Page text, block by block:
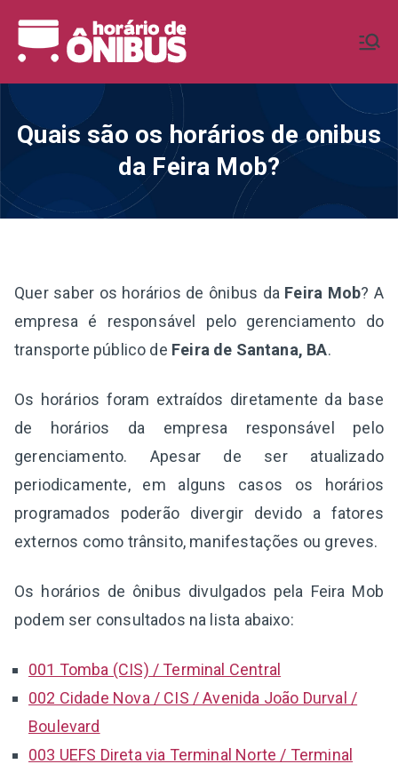
para
Ônibus BR
Horários de Ônibus de todo o
Quais são os horários de onibus
da Feira Mob?
Quer saber os horários de ônibus da Feira Mob? A
empresa é responsável pelo gerenciamento do
transporte público de Feira de Santana, BA.
Os horários foram extraídos diretamente da base
de horários da empresa responsável pelo
gerenciamento. Apesar de ser atualizado
periodicamente, em alguns casos os horários
programados poderão divergir devido a fatores
externos como trânsito, manifestações ou greves.
Os horários de ônibus divulgados pela Feira Mob
podem ser consultados na lista abaixo:
001 Tomba (CIS) / Terminal Central
002 Cidade Nova / CIS / Avenida João Durval /
Boulevard
003 UEFS Direta via Terminal Norte / Terminal